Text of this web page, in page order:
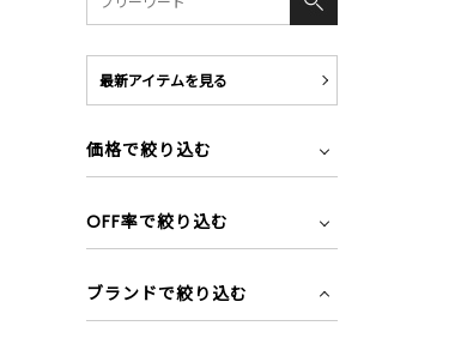
最新アイテムを見る
価格で絞り込む
OFF率で絞り込む
ブランドで絞り込む